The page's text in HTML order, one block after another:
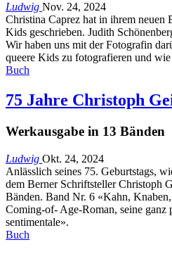
Ludwig Nov. 24, 2024
Christina Caprez hat in ihrem neuen
Kids geschrieben. Judith
Wir haben uns mit der Fotografin
queere Kids zu fotografieren und wie
Buch
75 Jahre Christoph
Werkausgabe in 13 Bänden
Ludwig Okt. 24, 2024
Anlässlich seines 75. Geburtstags,
dem Berner Schriftsteller Christoph
Bänden. Band Nr. 6 «Kahn,
Coming-of- Age-Roman, seine ganz
sentimentale».
Buch